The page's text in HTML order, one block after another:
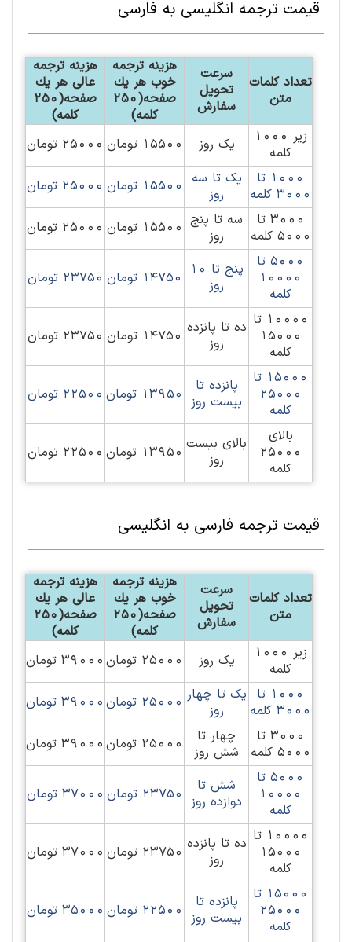
قیمت ترجمه انگلیسی به فارسی
تعداد کلمات
متن
سرعت
تحویل
سفارش
هزينه ترجمه
خوب هر يك
صفحه(250
کلمه)
هزينه ترجمه
عالی هر يك
صفحه(250
کلمه)
زیر 1000
کلمه
یک روز 15500 تومان
25000 تومان
1000 تا
3000 کلمه
یک تا سه
روز
15500 تومان
25000 تومان
3000 تا
5000 کلمه
سه تا پنج
روز
15500 تومان
25000 تومان
5000 تا
10000
کلمه
پنج تا 10
روز
14750 تومان 23750 تومان
10000 تا
15000
کلمه
ده تا پانزده
روز
14750 تومان 23750 تومان
15000 تا
25000
کلمه
پانزده تا
بیست روز 13950 تومان 22500 تومان
بالای
25000
کلمه
بالای بیست
روز
13950 تومان 22500 تومان
قیمت ترجمه فارسی به انگلیسی
تعداد کلمات
متن
سرعت
تحویل
سفارش
هزينه ترجمه
خوب هر يك
صفحه(250
کلمه)
هزينه ترجمه
عالی هر يك
صفحه(250
کلمه)
زیر 1000
کلمه
یک روز 25000 تومان
39000 تومان
1000 تا
3000 کلمه
یک تا چهار
روز
25000 تومان
39000 تومان
3000 تا
5000 کلمه
چهار تا
شش روز
25000 تومان
39000 تومان
5000 تا
10000
کلمه
شش تا
دوازده روز 23750 تومان 37000 تومان
10000 تا
15000
کلمه
ده تا پانزده
روز
23750 تومان 37000 تومان
15000 تا
25000
کلمه
پانزده تا
بیست روز 22500 تومان 35000 تومان